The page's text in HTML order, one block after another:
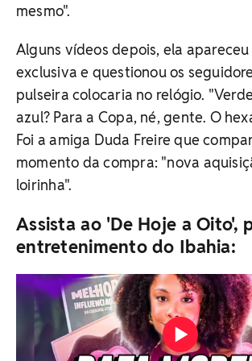
mesmo".
Alguns vídeos depois, ela
exclusiva e questionou os
pulseira colocaria no relógio.
azul? Para a Copa, né, gente. O
Foi a amiga Duda Freire que
momento da compra: "nova
loirinha".
Assista ao 'De Hoje a Oito',
entretenimento do Ibahia: